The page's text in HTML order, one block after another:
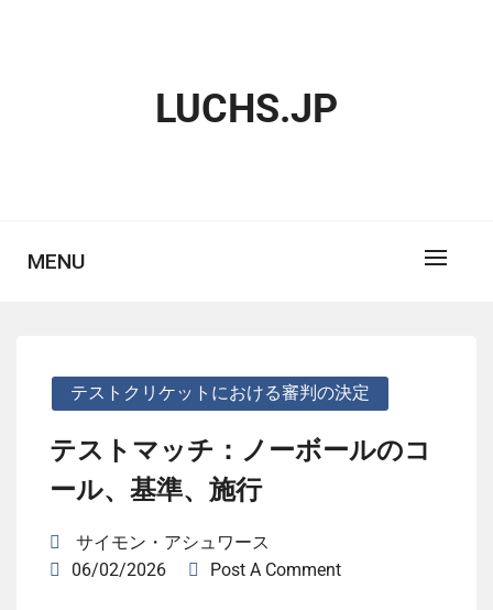
LUCHS.JP
MENU
テストクリケットにおける審判の決定
テストマッチ：ノーボールのコ
ール、基準、施行
サイモン・アシュワース
06/02/2026
Post A Comment